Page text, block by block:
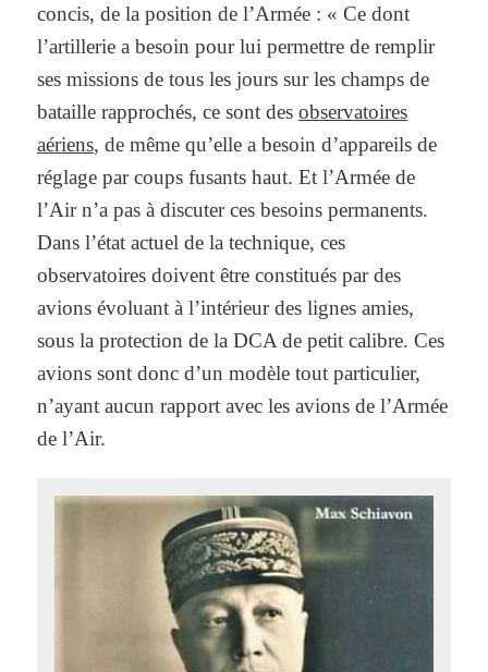
concis, de la position de l’Armée : « Ce dont
l’artillerie a besoin pour lui permettre de remplir
ses missions de tous les jours sur les champs de
bataille rapprochés, ce sont desobservatoires
aériens, de même qu’elle a besoin d’appareils de
réglage par coups fusants haut. Et l’Armée de
l’Air n’a pas à discuter ces besoins permanents.
Dans l’état actuel de la technique, ces
observatoires doivent être constitués par des
avions évoluant à l’intérieur des lignes amies,
sous la protection de la DCA de petit calibre. Ces
avions sont donc d’un modèle tout particulier,
n’ayant aucun rapport avec les avions de l’Armée
de l’Air.